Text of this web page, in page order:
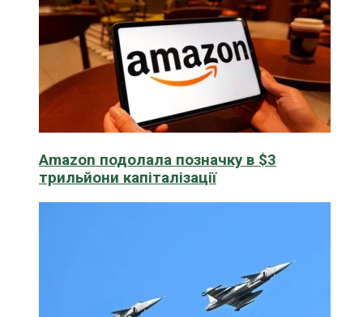
Amazon подолала позначку в $3
трильйони капіталізації